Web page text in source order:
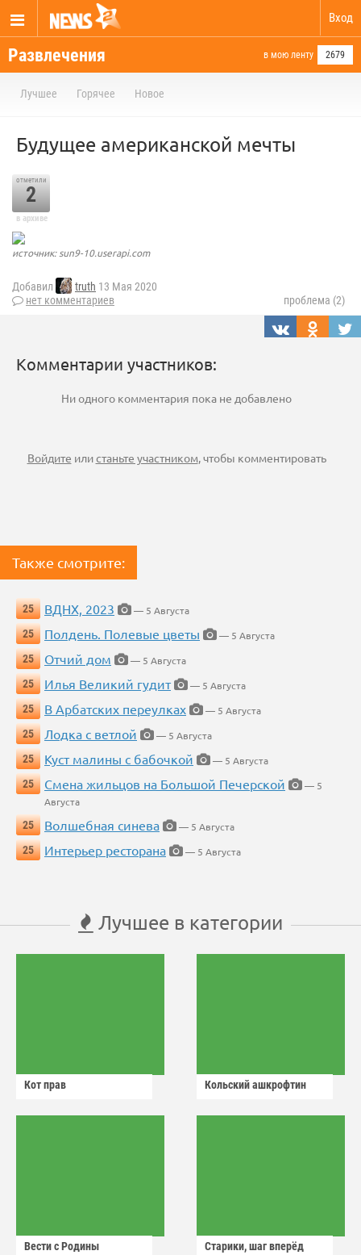
Вход
Развлечения в мою ленту 2679
Лучшее Горячее Новое
Будущее американской мечты
отметили
2
в архиве
источник: sun9-10.userapi.com
Добавил truth 13 Мая 2020
нет комментариев
проблема (2)
Комментарии участников:
Ни одного комментария пока не добавлено
Войдите илистаньте участником, чтобы комментировать
Также смотрите:
25 ВДНХ, 2023
— 5 Августа
25
Полдень. Полевые цветы
— 5 Августа
25
Отчий дом
— 5 Августа
25
Илья Великий гудит
— 5 Августа
25
В Арбатских переулках
— 5 Августа
25
Лодка с ветлой
— 5 Августа
25
Куст малины с бабочкой
— 5 Августа
25
Смена жильцов на Большой Печерской
— 5
Августа
25
Волшебная синева
— 5 Августа
25
Интерьер ресторана — 5 Августа
Лучшее в категории
Кот прав Кольский ашкрофтин
Вести с Родины Старики, шаг вперёд